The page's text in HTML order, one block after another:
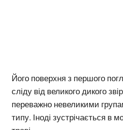
Його поверхня з першого
сліду від великого дикого
переважно невеликими
типу. Іноді зустрічається в